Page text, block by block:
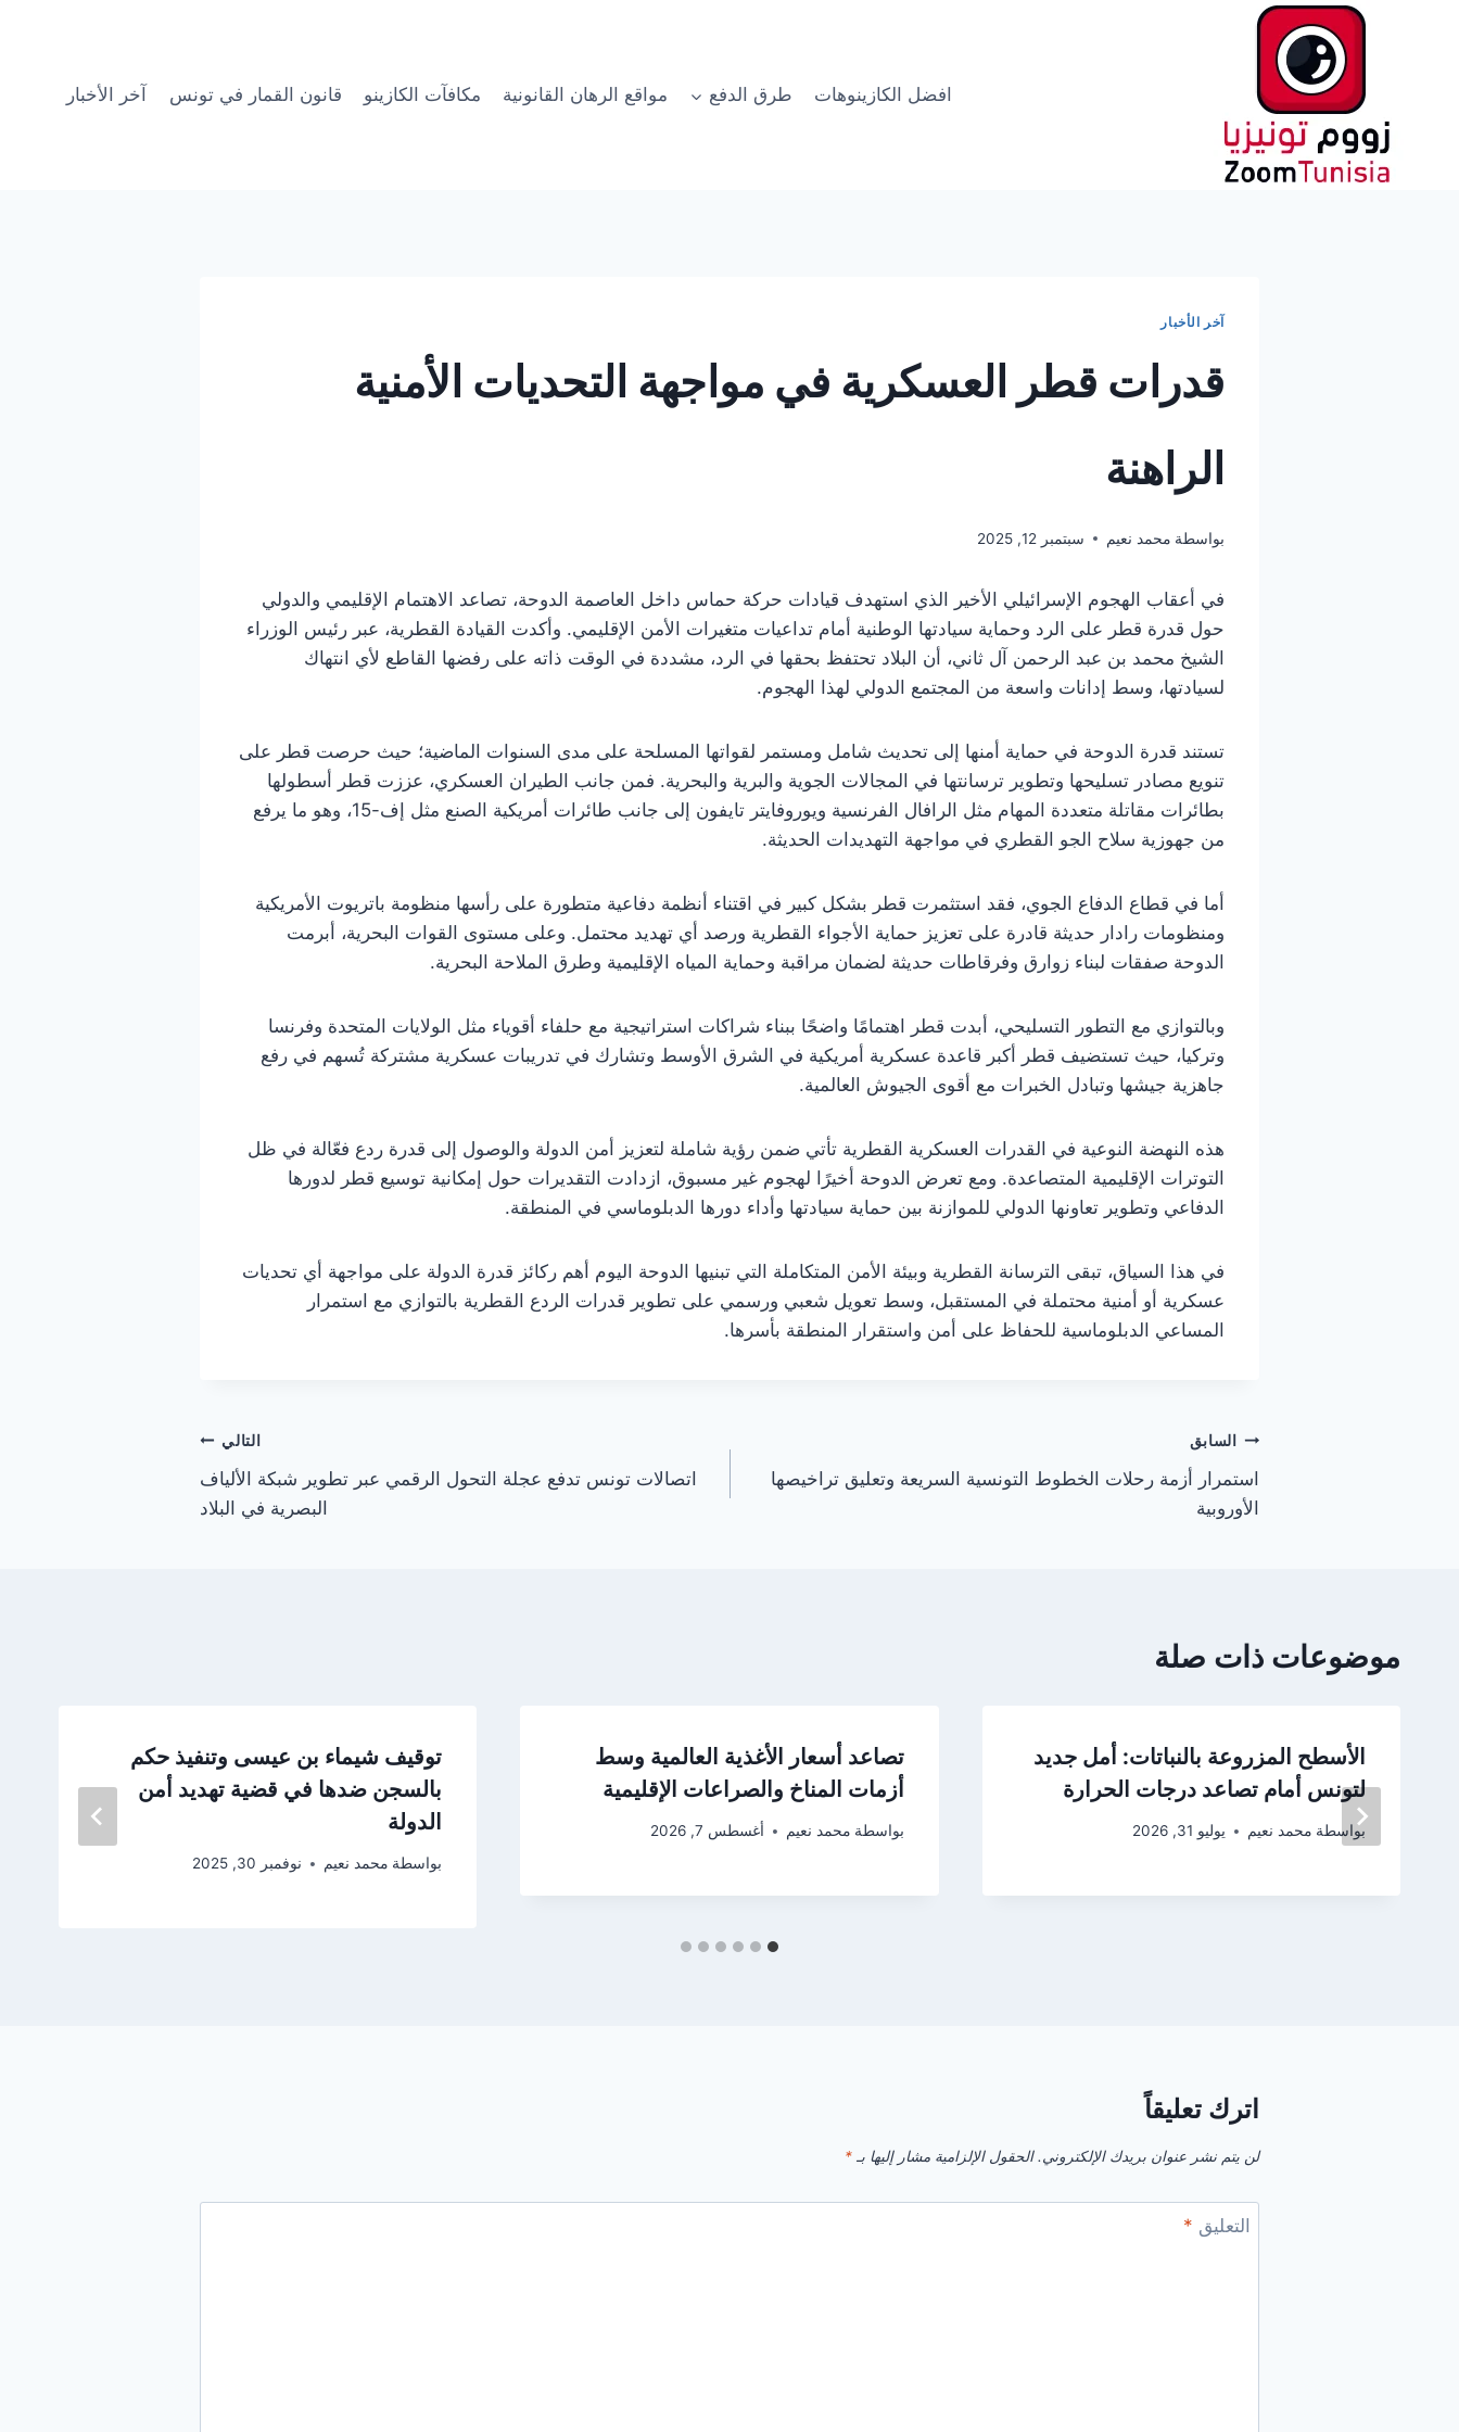
افضل الكازينوهات
طرق الدفع مواقع الرهان القانونية مكافآت الكازينو قانون القمار في تونس آخر الأخبار
آخر الأخبار
قدرات قطر العسكرية في مواجهة التحديات الأمنية
الراهنة
بواسطة محمد نعيم سبتمبر 12, 2025
في أعقاب الهجوم الإسرائيلي الأخير الذي استهدف قيادات حركة حماس داخل العاصمة الدوحة، تصاعد الاهتمام الإقليمي والدولي
حول قدرة قطر على الرد وحماية سيادتها الوطنية أمام تداعيات متغيرات الأمن الإقليمي. وأكدت القيادة القطرية، عبر رئيس الوزراء
الشيخ محمد بن عبد الرحمن آل ثاني، أن البلاد تحتفظ بحقها في الرد، مشددة في الوقت ذاته على رفضها القاطع لأي انتهاك
لسيادتها، وسط إدانات واسعة من المجتمع الدولي لهذا الهجوم.
تستند قدرة الدوحة في حماية أمنها إلى تحديث شامل ومستمر لقواتها المسلحة على مدى السنوات الماضية؛ حيث حرصت قطر على
تنويع مصادر تسليحها وتطوير ترسانتها في المجالات الجوية والبرية والبحرية. فمن جانب الطيران العسكري، عززت قطر أسطولها
بطائرات مقاتلة متعددة المهام مثل الرافال الفرنسية ويوروفايتر تايفون إلى جانب طائرات أمريكية الصنع مثل إف-15، وهو ما يرفع
من جهوزية سلاح الجو القطري في مواجهة التهديدات الحديثة.
أما في قطاع الدفاع الجوي، فقد استثمرت قطر بشكل كبير في اقتناء أنظمة دفاعية متطورة على رأسها منظومة باتريوت الأمريكية
ومنظومات رادار حديثة قادرة على تعزيز حماية الأجواء القطرية ورصد أي تهديد محتمل. وعلى مستوى القوات البحرية، أبرمت
الدوحة صفقات لبناء زوارق وفرقاطات حديثة لضمان مراقبة وحماية المياه الإقليمية وطرق الملاحة البحرية.
وبالتوازي مع التطور التسليحي، أبدت قطر اهتمامًا واضحًا ببناء شراكات استراتيجية مع حلفاء أقوياء مثل الولايات المتحدة وفرنسا
وتركيا، حيث تستضيف قطر أكبر قاعدة عسكرية أمريكية في الشرق الأوسط وتشارك في تدريبات عسكرية مشتركة تُسهم في رفع
جاهزية جيشها وتبادل الخبرات مع أقوى الجيوش العالمية.
هذه النهضة النوعية في القدرات العسكرية القطرية تأتي ضمن رؤية شاملة لتعزيز أمن الدولة والوصول إلى قدرة ردع فعّالة في ظل
التوترات الإقليمية المتصاعدة. ومع تعرض الدوحة أخيرًا لهجوم غير مسبوق، ازدادت التقديرات حول إمكانية توسيع قطر لدورها
الدفاعي وتطوير تعاونها الدولي للموازنة بين حماية سيادتها وأداء دورها الدبلوماسي في المنطقة.
في هذا السياق، تبقى الترسانة القطرية وبيئة الأمن المتكاملة التي تبنيها الدوحة اليوم أهم ركائز قدرة الدولة على مواجهة أي تحديات
عسكرية أو أمنية محتملة في المستقبل، وسط تعويل شعبي ورسمي على تطوير قدرات الردع القطرية بالتوازي مع استمرار
المساعي الدبلوماسية للحفاظ على أمن واستقرار المنطقة بأسرها.
تصفّح
المقالات
السابق
استمرار أزمة رحلات الخطوط التونسية السريعة وتعليق تراخيصها
الأوروبية
التالي
اتصالات تونس تدفع عجلة التحول الرقمي عبر تطوير شبكة الألياف
البصرية في البلاد
موضوعات ذات صلة
الأسطح المزروعة بالنباتات: أمل جديد
لتونس أمام تصاعد درجات الحرارة
بواسطة محمد نعيم يوليو 31, 2026
تصاعد أسعار الأغذية العالمية وسط
أزمات المناخ والصراعات الإقليمية
بواسطة محمد نعيم أغسطس 7, 2026
توقيف شيماء بن عيسى وتنفيذ حكم
بالسجن ضدها في قضية تهديد أمن
الدولة
بواسطة محمد نعيم نوفمبر 30, 2025
اترك تعليقاً
لن يتم نشر عنوان بريدك الإلكتروني. الحقول الإلزامية مشار إليها بـ *
التعليق *